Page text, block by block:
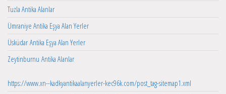
Tuzla Antika Alanlar
Ümraniye Antika Eşya Alan Yerler
Üsküdar Antika Eşya Alan Yerler
Zeytinburnu Antika Alanlar
https://www.xn--kadkyantikaalanyerler-kec96k.com/post_tag-sitemap1.xml